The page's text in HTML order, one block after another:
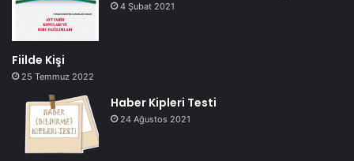
4 Şubat 2021
Fiilde Kişi
25 Temmuz 2022
Haber Kipleri Testi
24 Ağustos 2021